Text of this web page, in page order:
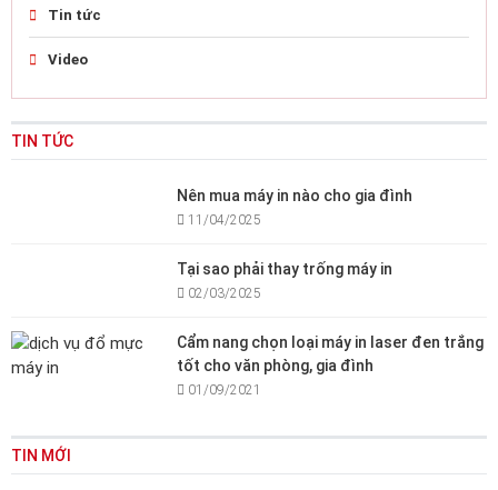
Tin tức
Video
TIN TỨC
Nên mua máy in nào cho gia đình
11/04/2025
Tại sao phải thay trống máy in
02/03/2025
Cẩm nang chọn loại máy in laser đen trắng
tốt cho văn phòng, gia đình
01/09/2021
TIN MỚI